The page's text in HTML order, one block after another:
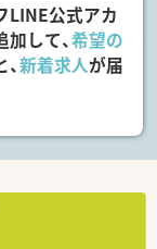
務に加えてOTC医
、雑務的な業務は
活用し、効率良
れまでのご経験な
均700万円の年収
LINE公式アカ
して、希望の
、新着求人が届